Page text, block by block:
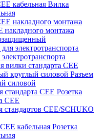
Вилка
накладного монтажа
электротранспорта
вилки стандарта CEE
Разъем
силовой
Розетка
CEE
стандартов CEE/SCHUKO
Розетка